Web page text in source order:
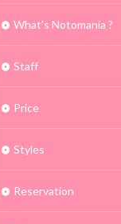
What’s Notomania ?
Staff
Price
Styles
Reservation